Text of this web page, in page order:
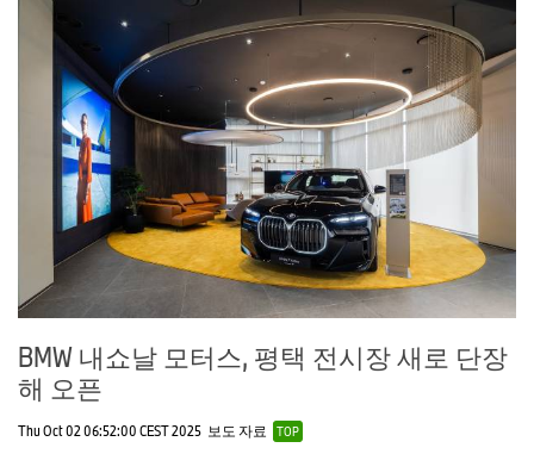
BMW 내쇼날 모터스, 평택 전시장 새로 단장
해 오픈
Thu Oct 02 06:52:00 CEST 2025 보도 자료 TOP